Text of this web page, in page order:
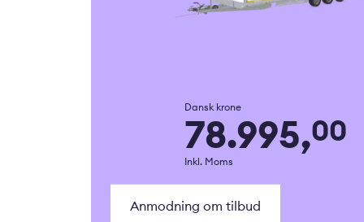
Dansk krone
78.995,00
Inkl. Moms
Anmodning om tilbud